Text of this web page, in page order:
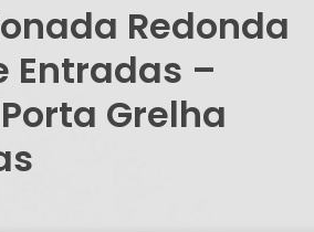
Redonda
Entradas –
Grelha